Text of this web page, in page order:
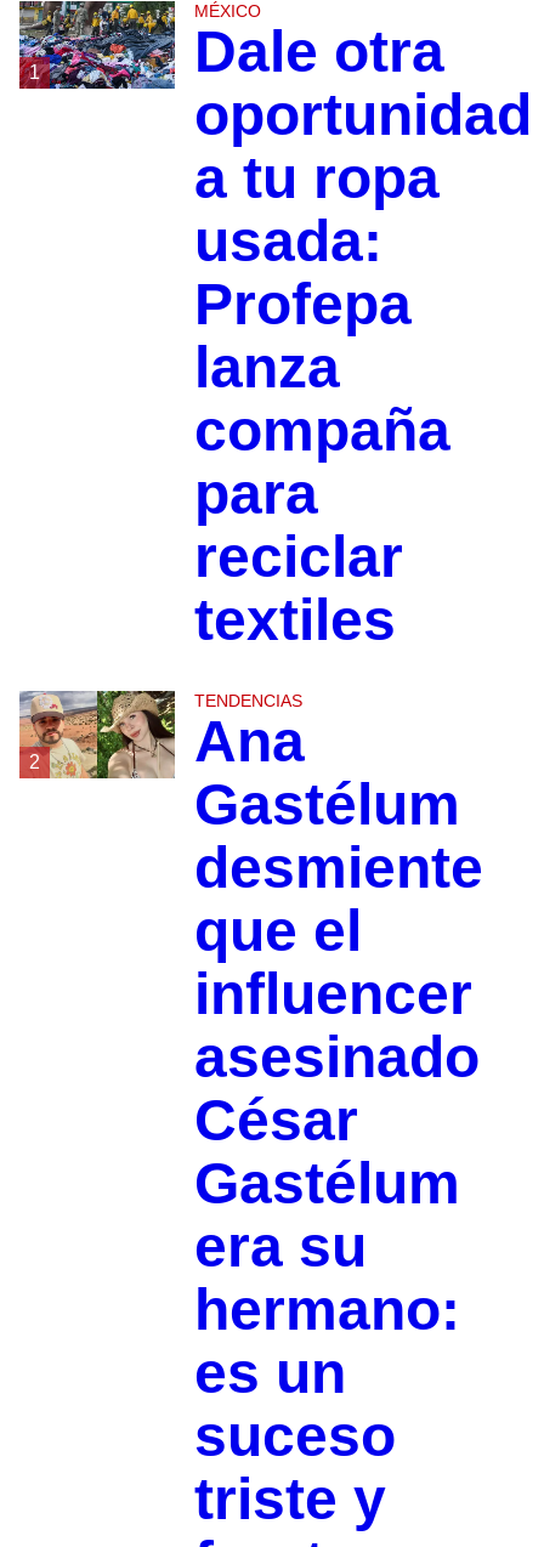
1
MÉXICO
Dale otra
oportunidad
a tu ropa
usada:
Profepa
lanza
compaña
para
reciclar
textiles
2
TENDENCIAS
Ana
Gastélum
desmiente
que el
influencer
asesinado
César
Gastélum
era su
hermano:
es un
suceso
triste y